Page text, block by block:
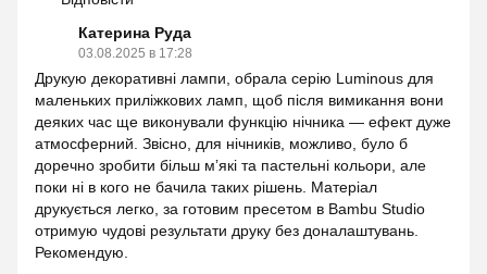
Катерина Руда
03.08.2025 в 17:28
Друкую декоративні лампи, обрала серію Luminous для
маленьких приліжкових ламп, щоб після вимикання вони
деяких час ще виконували функцію нічника — ефект дуже
атмосферний. Звісно, для нічників, можливо, було б
доречно зробити більш мʼякі та пастельні кольори, але
поки ні в кого не бачила таких рішень. Матеріал
друкується легко, за готовим пресетом в Bambu Studio
отримую чудові результати друку без доналаштувань.
Рекомендую.